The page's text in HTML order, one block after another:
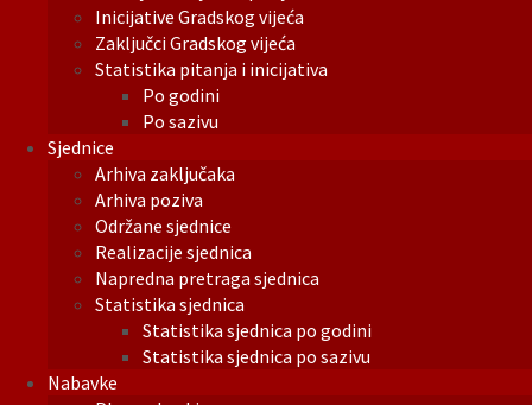
Inicijative Gradskog vijeća
Zaključci Gradskog vijeća
Statistika pitanja i inicijativa
Po godini
Po sazivu
Sjednice
Arhiva zaključaka
Arhiva poziva
Održane sjednice
Realizacije sjednica
Napredna pretraga sjednica
Statistika sjednica
Statistika sjednica po godini
Statistika sjednica po sazivu
Nabavke